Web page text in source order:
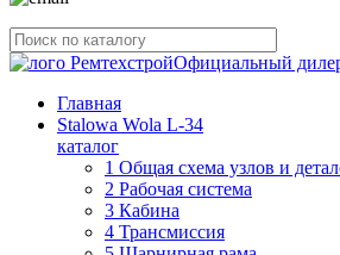
Официальный
Главная
Stalowa Wola L-34
каталог
1 Общая схема узлов и
2 Рабочая система
3 Кабина
4 Трансмиссия